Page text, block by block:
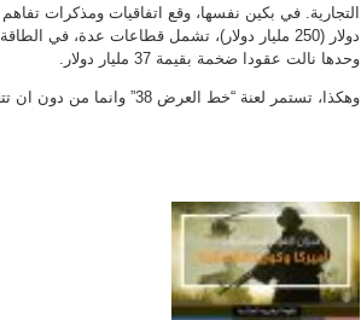
التجارية. في بكين نفسها، وقع اتفاقيات ومذكرات
دولار (250 مليار دولار)، تشمل قطاعات عدة، في
وحدها نالت عقودا ضخمة بقيمة 37 مليار دولار.
وهكذا، تستمر لعنة “خط العرض 38” وانما من دون ان تتعطل المصالح الاقتصاد والتجارة.